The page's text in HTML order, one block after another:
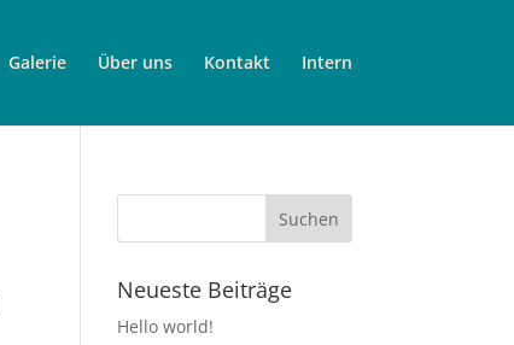
Galerie Über uns Kontakt Intern
Neueste Beiträge
Hello world!